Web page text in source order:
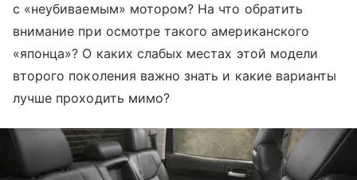
с «неубиваемым» мотором? На что обратить
внимание при осмотре такого американского
«японца»? О каких слабых местах этой модели
второго поколения важно знать и какие варианты
лучше проходить мимо?